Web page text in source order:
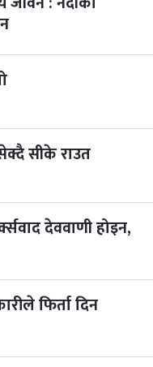
७ महिना बाँकी
सीके राउत
देववाणी होइन,
फिर्ता दिन